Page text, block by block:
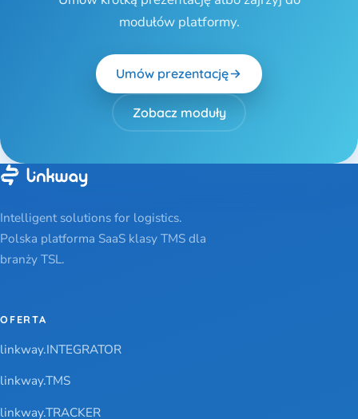
modułów platformy.
Umów prezentację
Zobacz moduły
Intelligent solutions for logistics.
Polska platforma SaaS klasy TMS dla
branży TSL.
OFERTA
linkway.INTEGRATOR
linkway.TMS
linkway.TRACKER